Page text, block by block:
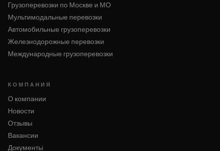
Грузоперевозки по Москве и МО
Мультимодальные перевозки
Автомобильные грузоперевозки
Железнодорожные перевозки
Международные грузоперевозки
КОМПАНИЯ
О компании
Новости
Отзывы
Вакансии
Документы